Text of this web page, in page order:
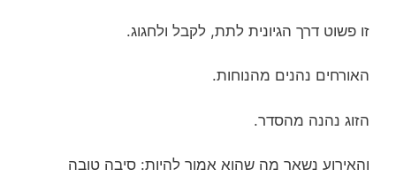
זו פשוט דרך הגיונית לתת, לקבל ולחגוג.
האורחים נהנים מהנוחות.
הזוג נהנה מהסדר.
והאירוע נשאר מה שהוא אמור להיות: סיבה טובה